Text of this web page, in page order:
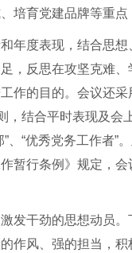
培育党建品牌等重点
年度表现，结合思
，反思在攻坚克难
作的目的。会议还
，结合平时表现及会
“优秀党务工作者”
暂行条例》规定，
发干劲的思想动员
作风、强的担当，